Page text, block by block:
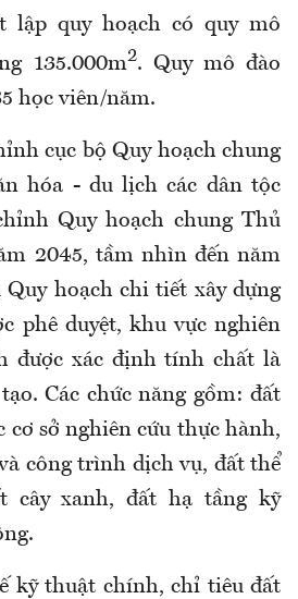
lập quy hoạch có quy mô
135.000m2. Quy mô đào
học viên/năm.
cục bộ Quy hoạch chung
hóa - du lịch các dân tộc
Quy hoạch chung Thủ
2045, tầm nhìn đến năm
Quy hoạch chi tiết xây dựng
phê duyệt, khu vực nghiên
được xác định tính chất là
Các chức năng gồm: đất
cơ sở nghiên cứu thực hành,
công trình dịch vụ, đất thể
cây xanh, đất hạ tầng kỹ
kỹ thuật chính, chỉ tiêu đất